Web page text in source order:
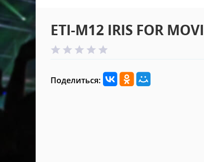
ETI-M12 IRIS FOR
Поделиться: